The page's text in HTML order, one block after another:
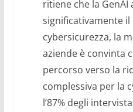
ritiene che la GenAI
significativamente
cybersicurezza, la
aziende è convinta
percorso verso la
complessiva per la
l’87% degli